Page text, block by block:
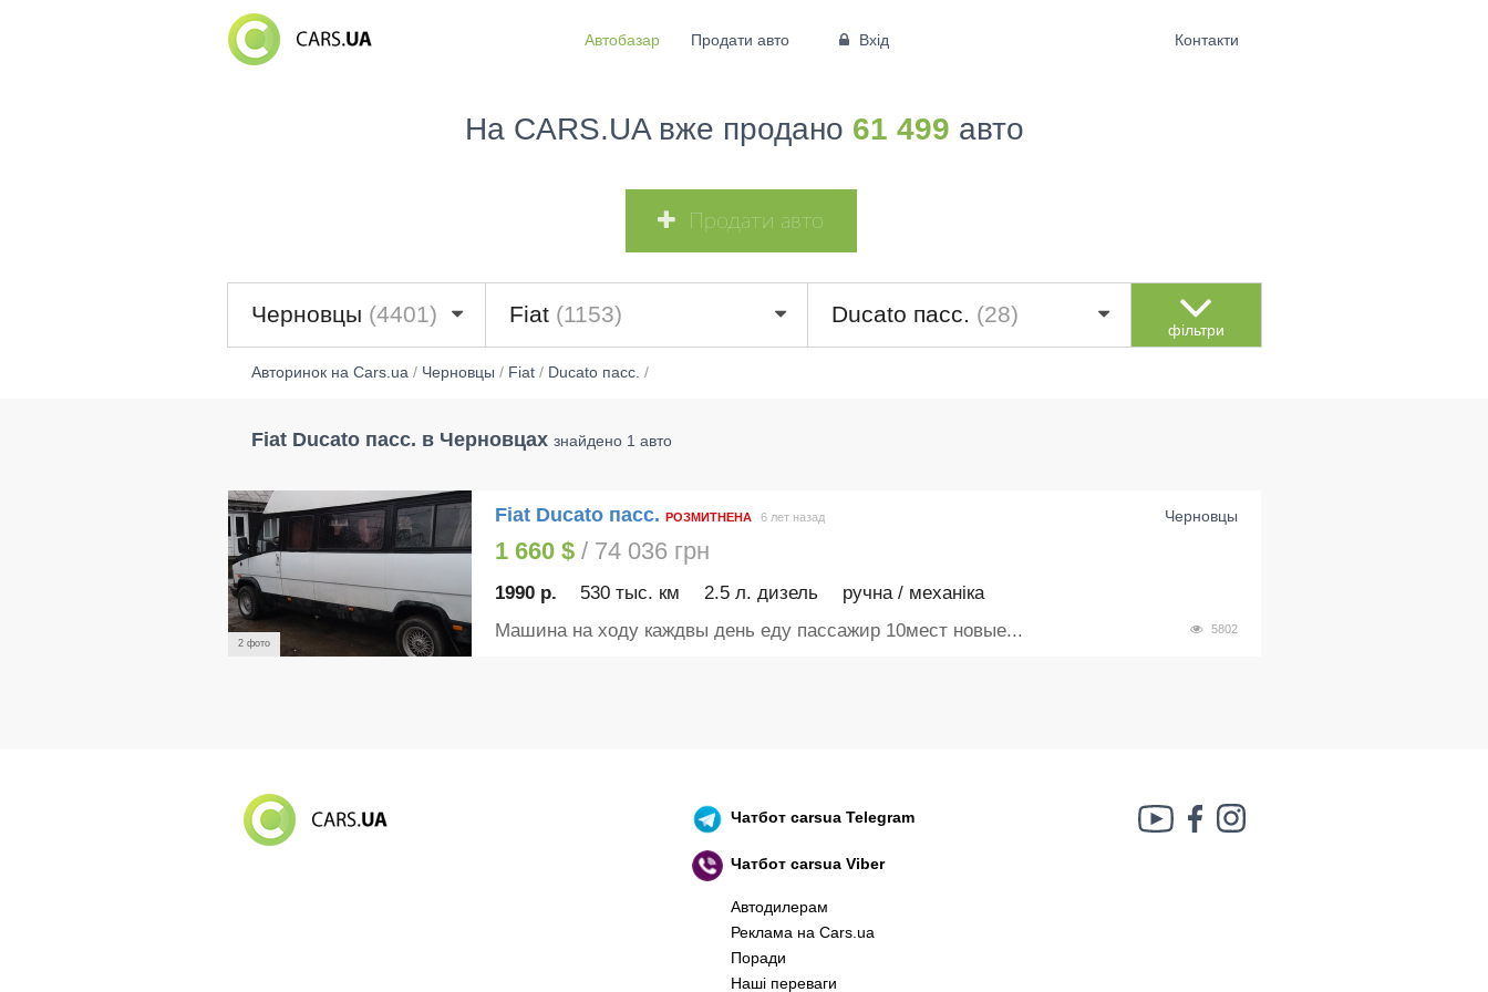
Автобазар Продати авто Вхід Контакти
На CARS.UA вже продано 61 499 авто
Продати авто
Черновцы (4401) Fiat (1153) Ducato пасс. (28)
фільтри
Авторинок на Cars.ua/ Черновцы / Fiat/ Ducato пасс. /
Fiat Ducato пасс. в Черновцах знайдено 1 авто
2 фото
Fiat Ducato пасс. РОЗМИТНЕНА Черновцы
6 лет назад
1 660 $/ 74 036 грн
1990 р. 530 тыс. км 2.5 л. дизель ручна / механіка
5802
Машина на ходу каждвы день еду пассажир 10мест новые...
Чатботcarsua Telegram
Чатботcarsua Viber
Автодилерам
Реклама на Cars.ua
Поради
Наші переваги